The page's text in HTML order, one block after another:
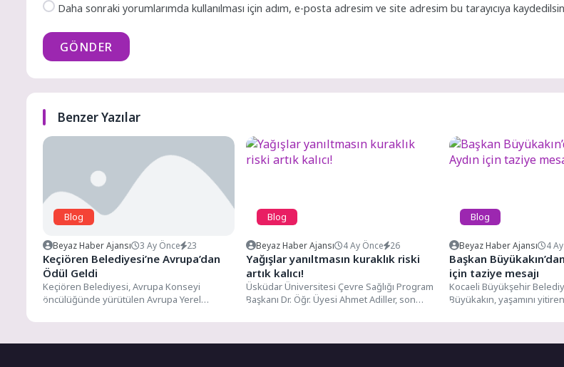
Daha sonraki yorumlarımda kullanılması için adım, e-posta adresim ve site adresim bu tarayıcıya
GÖNDER
Benzer Yazılar
Blog
Beyaz Haber Ajansı 3 Ay Önce 23
Keçiören Belediyesi’ne Avrupa’dan
Ödül Geldi
Keçiören Belediyesi, Avrupa Konseyi
öncülüğünde yürütülen Avrupa Yerel
kapsamında “Partner Sertifikası”...
Blog
Beyaz Haber Ajansı 4 Ay Önce 26
Yağışlar yanıltmasın kuraklık riski
artık kalıcı!
Üsküdar Üniversitesi Çevre Sağlığı Program
Başkanı Dr. Öğr. Üyesi Ahmet Adiller, son
Blog
Beyaz Haber Ajansı 4
Başkan
için taziye mesajı
Kocaeli Büyükşehir
Büyükakın, yaşamını